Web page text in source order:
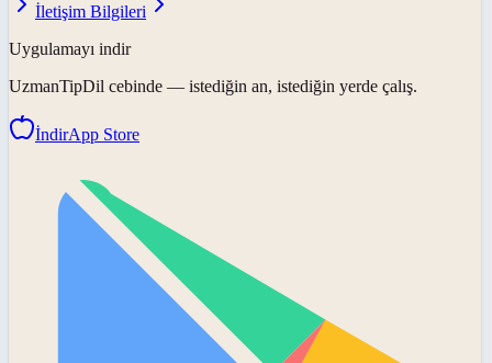
İletişim Bilgileri
Uygulamayı indir
UzmanTipDil cebinde — istediğin an, istediğin yerde çalış.
İndirApp Store